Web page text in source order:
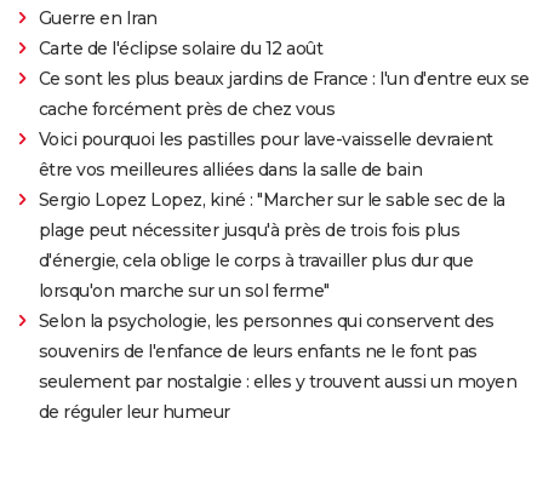
Guerre en Iran
Carte de l'éclipse solaire du 12 août
Ce sont les plus beaux jardins de France : l'un d'entre eux se
cache forcément près de chez vous
Voici pourquoi les pastilles pour lave-vaisselle devraient
être vos meilleures alliées dans la salle de bain
Sergio Lopez Lopez, kiné : "Marcher sur le sable sec de la
plage peut nécessiter jusqu'à près de trois fois plus
d'énergie, cela oblige le corps à travailler plus dur que
lorsqu'on marche sur un sol ferme"
Selon la psychologie, les personnes qui conservent des
souvenirs de l'enfance de leurs enfants ne le font pas
seulement par nostalgie : elles y trouvent aussi un moyen
de réguler leur humeur